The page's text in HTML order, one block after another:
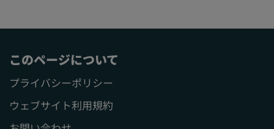
このページについて
プライバシーポリシー
ウェブサイト利用規約